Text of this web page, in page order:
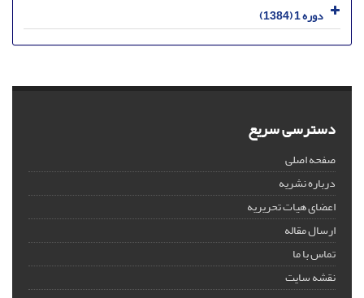
دوره 1 (1384)
دسترسی سریع
صفحه اصلی
درباره نشریه
اعضای هیات تحریریه
ارسال مقاله
تماس با ما
نقشه سایت